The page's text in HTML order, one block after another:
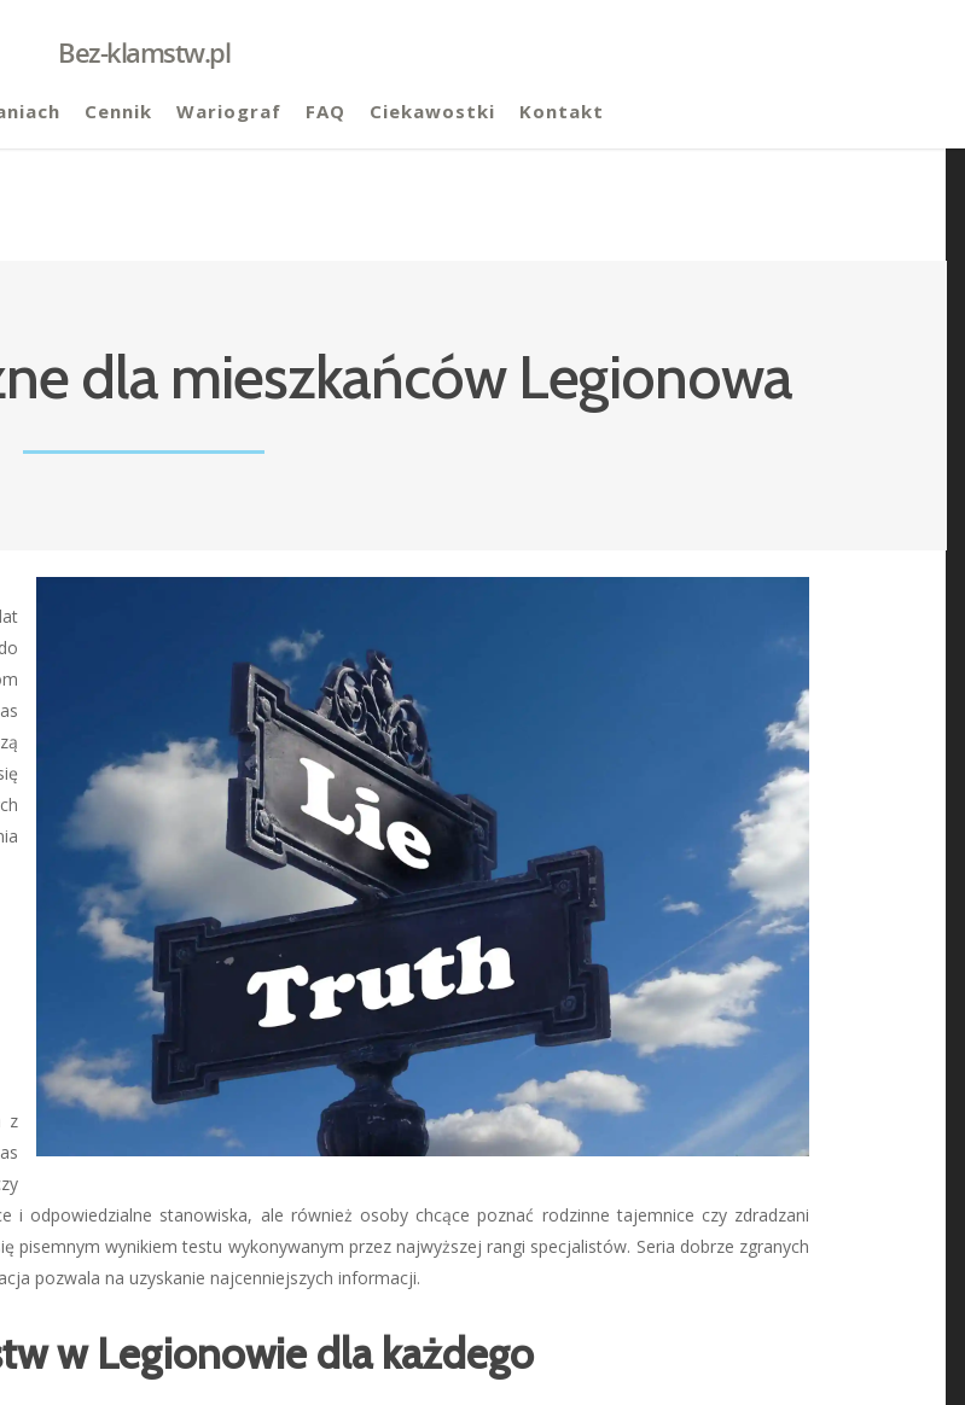
Bez-klamstw.pl
Cennik Wariograf FAQ Ciekawostki Kontakt
dla mieszkańców Legionowa
z
i odpowiedzialne stanowiska, ale również osoby chcące poznać rodzinne tajemnice czy zdradzani
pisemnym wynikiem testu wykonywanym przez najwyższej rangi specjalistów. Seria dobrze zgranych
pozwala na uzyskanie najcenniejszych informacji.
w Legionowie dla każdego